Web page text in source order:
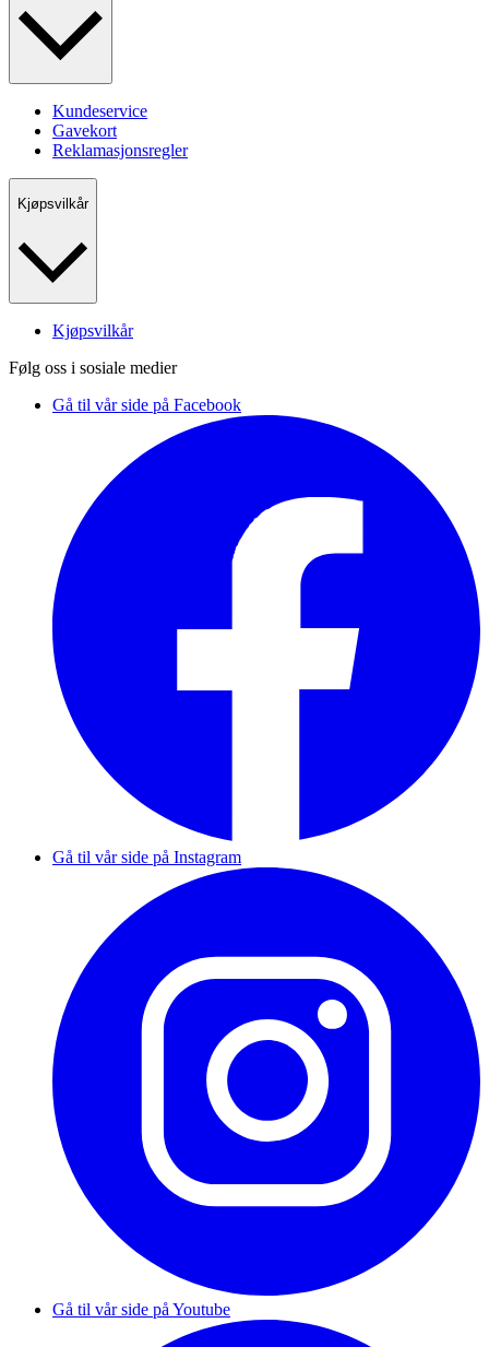
Kundeservice
Gavekort
Reklamasjonsregler
Kjøpsvilkår
Kjøpsvilkår
Følg oss i sosiale medier
Gå til vår side på Facebook
Gå til vår side på Instagram
Gå til vår side på Youtube